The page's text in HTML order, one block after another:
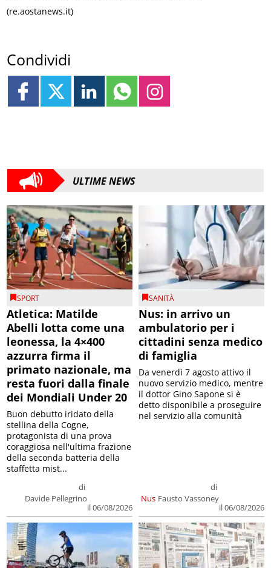
(re.aostanews.it)
Condividi
ULTIME NEWS
SPORT
Atletica: Matilde
Abelli lotta come una
leonessa, la 4×400
azzurra firma il
primato nazionale, ma
resta fuori dalla finale
dei Mondiali Under 20
di
Davide Pellegrino
il 06/08/2026
Buon debutto iridato della
stellina della Cogne,
protagonista di una prova
coraggiosa nell'ultima frazione
della seconda batteria della
staffetta mist...
SANITÀ
Nus: in arrivo un
ambulatorio per i
cittadini senza medico
di famiglia
Nus
di
Fausto Vassoney
il 06/08/2026
Da venerdì 7 agosto attivo il
nuovo servizio medico, mentre
il dottor Gino Sapone si è
detto disponibile a proseguire
nel servizio alla comunità